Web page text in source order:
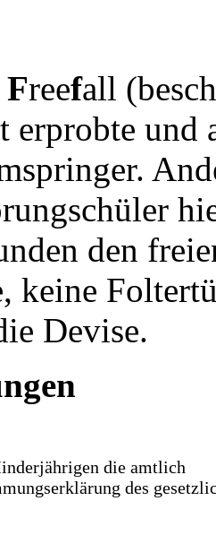
Freefall
erprobte und
den
keine
Devise.
die amtlich
des